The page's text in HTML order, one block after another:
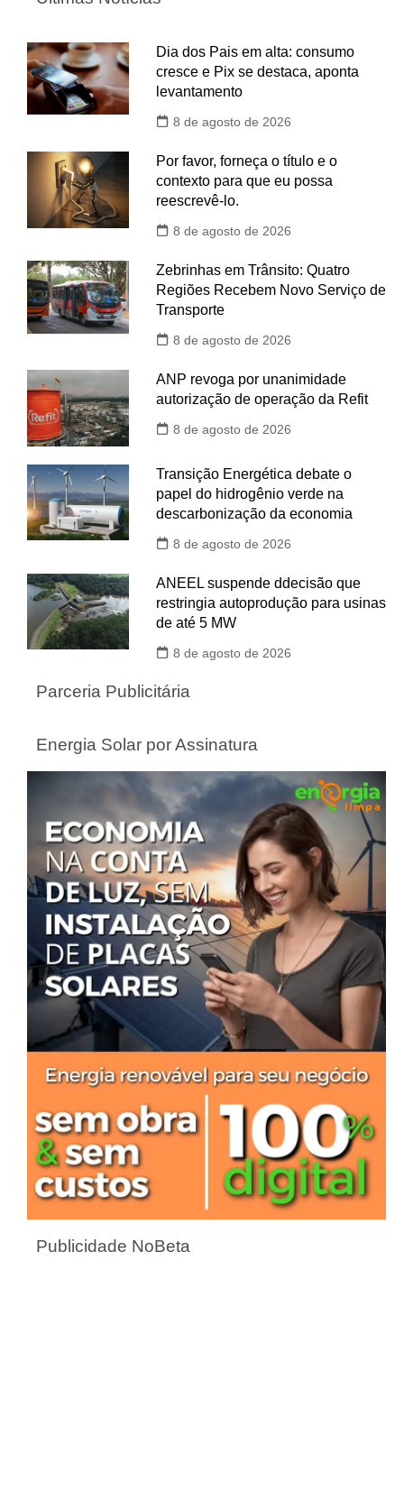
Dia dos Pais em alta: consumo
cresce e Pix se destaca, aponta
levantamento
8 de agosto de 2026
Por favor, forneça o título e o
contexto para que eu possa
reescrevê-lo.
8 de agosto de 2026
Zebrinhas em Trânsito: Quatro
Regiões Recebem Novo Serviço de
Transporte
8 de agosto de 2026
ANP revoga por unanimidade
autorização de operação da Refit
8 de agosto de 2026
Transição Energética debate o
papel do hidrogênio verde na
descarbonização da economia
8 de agosto de 2026
ANEEL suspende ddecisão que
restringia autoprodução para usinas
de até 5 MW
8 de agosto de 2026
Parceria Publicitária
Energia Solar por Assinatura
Publicidade NoBeta